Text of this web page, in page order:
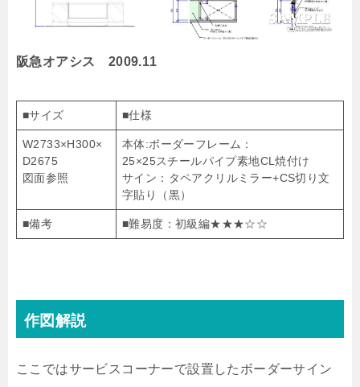
阪急オアシス 2009.11
■サイズ ■仕様
W2733×H300×
D2675
図面参照
本体:ボーダーフレーム：
25×25スチールパイプ素地CL焼付け
サイン：タペアクリルミラー+CS切り文
字貼り（黒）
■備考 ■難易度：初級編★★★☆☆
作図解説
ここではサービスコーナーで設置したボーダーサイン